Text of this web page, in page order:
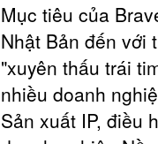
Mục tiêu của
Nhật Bản đến với
"xuyên thấu trái
nhiều doanh
Sản xuất IP, điều